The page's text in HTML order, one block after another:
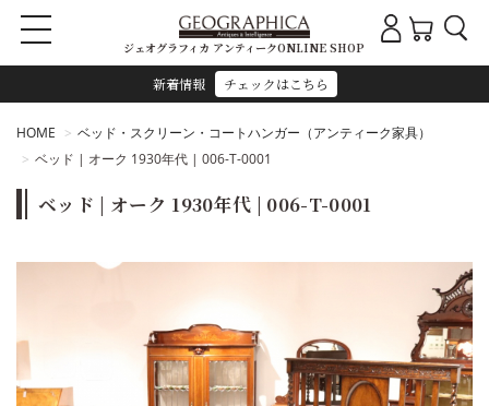
新着情報 チェックはこちら
ジェオグラフィカ アンティークONLINE SHOP
HOME
ベッド・スクリーン・コートハンガー（アンティーク家具）
ベッド | オーク 1930年代 | 006-T-0001
ベッド | オーク 1930年代 | 006-T-0001